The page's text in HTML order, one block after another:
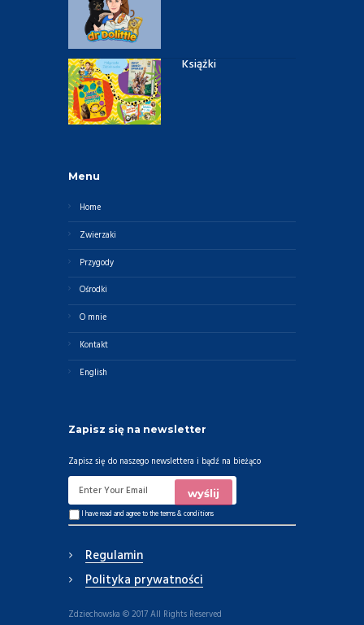
Książki
Menu
Home
Zwierzaki
Przygody
Ośrodki
O mnie
Kontakt
English
Zapisz się na newsletter
Zapisz się do naszego newslettera i bądź na bieżąco
I have read and agree to theterms & conditions
Regulamin
Polityka prywatności
Zdziechowska © 2017 All Rights Reserved